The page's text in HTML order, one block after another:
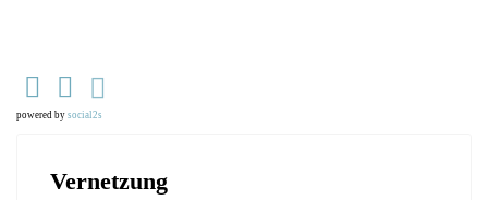
powered by social2s
Vernetzung